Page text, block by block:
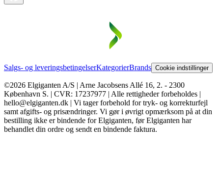
Salgs- og leveringsbetingelserKategorierBrands Cookie indstillinger
©2026 Elgiganten A/S | Arne Jacobsens Allé 16, 2. - 2300
København S. | CVR: 17237977 | Alle rettigheder forbeholdes |
hello@elgiganten.dk | Vi tager forbehold for tryk- og korrekturfejl
samt afgifts- og prisændringer. Vi gør i øvrigt opmærksom på at din
bestilling ikke er bindende for Elgiganten, før Elgiganten har
behandlet din ordre og sendt en bindende faktura.